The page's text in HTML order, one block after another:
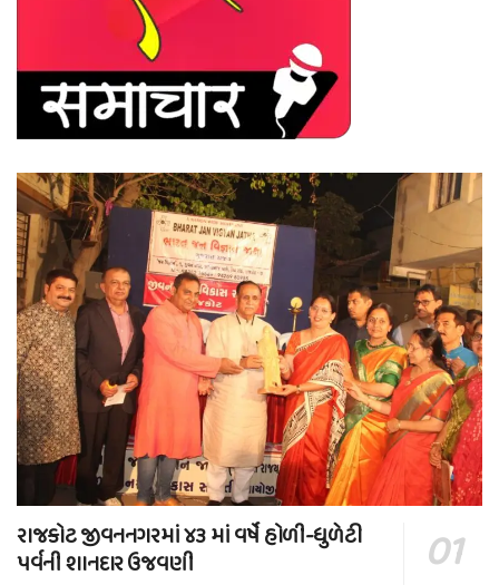
રાજકોટ જીવનનગરમાં ૪૩ માં વર્ષે હોળી-ધુળેટી
પર્વની શાનદાર ઉજવણી